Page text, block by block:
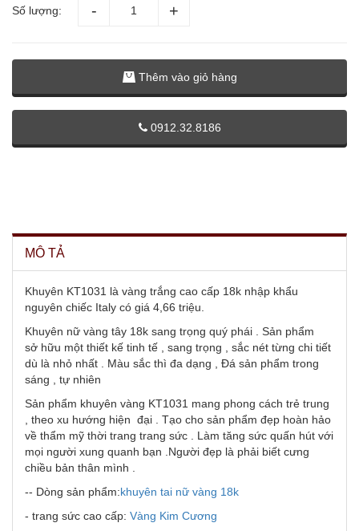
Số lượng:
Thêm vào giỏ hàng
0912.32.8186
MÔ TẢ
Khuyên KT1031 là vàng trắng cao cấp 18k nhập khẩu
nguyên chiếc Italy có giá 4,66 triệu.
Khuyên nữ vàng tây 18k sang trọng quý phái . Sản phẩm
sở hữu một thiết kế tinh tế , sang trọng , sắc nét từng chi tiết
dù là nhỏ nhất . Màu sắc thì đa dạng , Đá sản phẩm trong
sáng , tự nhiên
Sản phẩm khuyên vàng KT1031 mang phong cách trẻ trung
, theo xu hướng hiện đại . Tạo cho sản phẩm đẹp hoàn hảo
về thẩm mỹ thời trang trang sức . Làm tăng sức quấn hút với
mọi người xung quanh bạn .Người đẹp là phải biết cưng
chiều bản thân mình .
-- Dòng sản phẩm:khuyên tai nữ vàng 18k
- trang sức cao cấp: Vàng Kim Cương